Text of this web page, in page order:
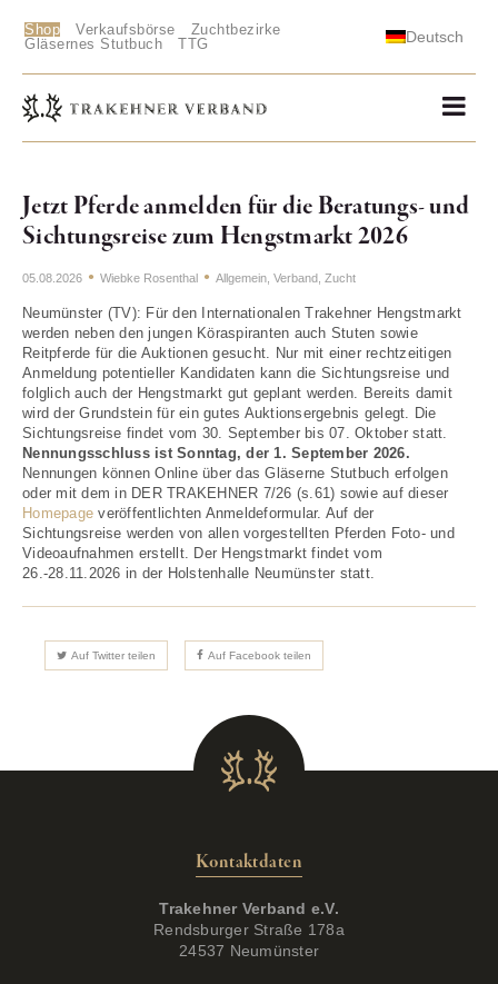
Shop Verkaufsbörse
Zuchtbezirke
Gläsernes Stutbuch
TTG Deutsch
Jetzt Pferde anmelden für die Beratungs- und
Sichtungsreise zum Hengstmarkt 2026
05.08.2026 Wiebke Rosenthal Allgemein Verband Zucht
Neumünster (TV): Für den Internationalen Trakehner Hengstmarkt
werden neben den jungen Köraspiranten auch Stuten sowie
Reitpferde für die Auktionen gesucht. Nur mit einer rechtzeitigen
Anmeldung potentieller Kandidaten kann die Sichtungsreise und
folglich auch der Hengstmarkt gut geplant werden. Bereits damit
wird der Grundstein für ein gutes Auktionsergebnis gelegt. Die
Sichtungsreise findet vom 30. September bis 07. Oktober statt.
Nennungsschluss ist Sonntag, der 1. September 2026.
Nennungen können Online über das Gläserne Stutbuch erfolgen
oder mit dem in DER TRAKEHNER 7/26 (s.61) sowie auf dieser
Homepage veröffentlichten Anmeldeformular. Auf der
Sichtungsreise werden von allen vorgestellten Pferden Foto- und
Videoaufnahmen erstellt. Der Hengstmarkt findet vom
26.-28.11.2026 in der Holstenhalle Neumünster statt.
Auf Twitter teilen Auf Facebook teilen
Kontaktdaten
Trakehner Verband e.V.
Rendsburger Straße 178a
24537 Neumünster